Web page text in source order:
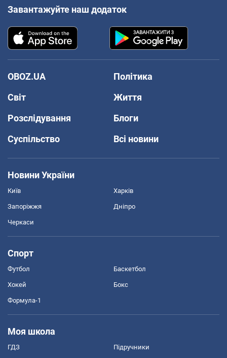
Завантажуйте наш додаток
OBOZ.UA
Політика
Світ
Життя
Розслідування
Блоги
Суспільство
Всі новини
Новини України
Київ Харків
Запоріжжя Дніпро
Черкаси
Спорт
Футбол Баскетбол
Хокей Бокс
Формула-1
Моя школа
ГДЗ Підручники